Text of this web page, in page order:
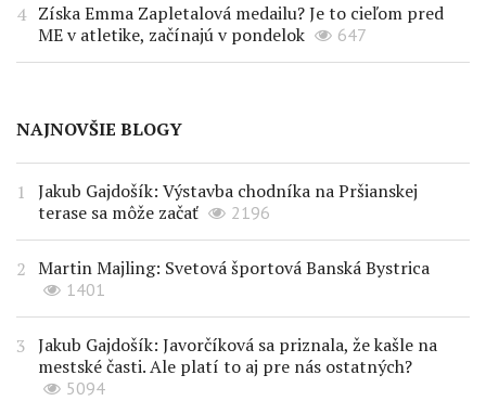
Získa Emma Zapletalová medailu? Je to cieľom pred
ME v atletike, začínajú v pondelok
647
NAJNOVŠIE BLOGY
Jakub Gajdošík: Výstavba chodníka na Pršianskej
terase sa môže začať
2196
Martin Majling: Svetová športová Banská Bystrica
1401
Jakub Gajdošík: Javorčíková sa priznala, že kašle na
mestské časti. Ale platí to aj pre nás ostatných?
5094